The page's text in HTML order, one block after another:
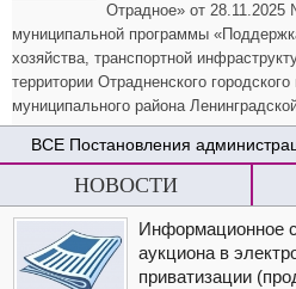
Отрадное» от
муниципальной программы
хозяйства, транспортной
территории Отрадненского
муниципального района
Постановления
НОВОСТИ
Информационное
аукциона в
приватизации